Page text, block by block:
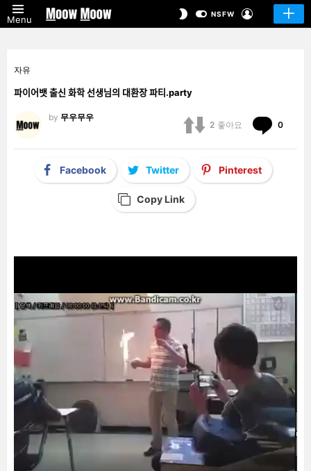
Menu
SWITCHNSFW
자유
파이어뱃 출신 화학 선생님의 대환장 파티.party
by 무우무우
2 좋아요 0
Facebook Twitter Pinterest
Copy Link